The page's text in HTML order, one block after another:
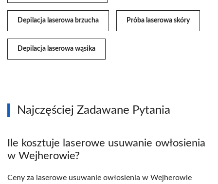
Depilacja laserowa brzucha Próba laserowa skóry
Depilacja laserowa wąsika
Najczęściej Zadawane Pytania
Ile kosztuje laserowe usuwanie owłosienia
w Wejherowie?
Ceny za laserowe usuwanie owłosienia w Wejherowie